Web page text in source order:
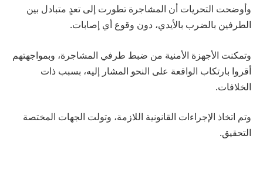
وأوضحت التحريات أن المشاجرة تطورت إلى تعدٍ متبادل بين
الطرفين بالضرب بالأيدي، دون وقوع أي إصابات.
وتمكنت الأجهزة الأمنية من ضبط طرفي المشاجرة، وبمواجهتهم
أقروا بارتكاب الواقعة على النحو المشار إليه، بسبب ذات
الخلافات.
وتم اتخاذ الإجراءات القانونية اللازمة، وتولت الجهات المختصة
التحقيق.